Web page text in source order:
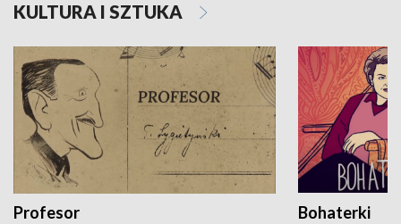
KULTURA I SZTUKA
Profesor Bohaterki